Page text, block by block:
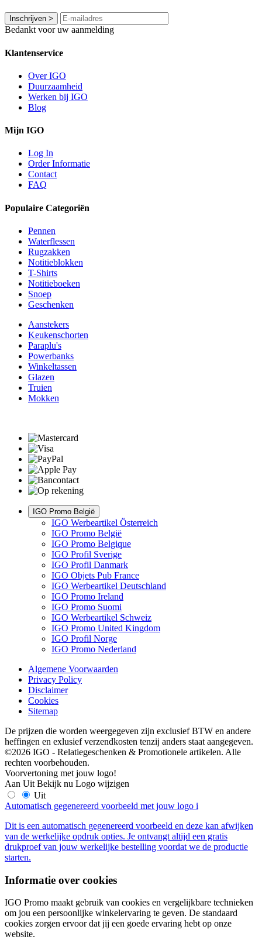
Inschrijven >
Bedankt voor uw aanmelding
Klantenservice
Over IGO
Duurzaamheid
Werken bij IGO
Blog
Mijn IGO
Log In
Order Informatie
Contact
FAQ
Populaire Categoriën
Pennen
Waterflessen
Rugzakken
Notitieblokken
T-Shirts
Notitieboeken
Snoep
Geschenken
Aanstekers
Keukenschorten
Paraplu's
Powerbanks
Winkeltassen
Glazen
Truien
Mokken
IGO Promo België
IGO Werbeartikel Österreich
IGO Promo België
IGO Promo Belgique
IGO Profil Sverige
IGO Profil Danmark
IGO Objets Pub France
IGO Werbeartikel Deutschland
IGO Promo Ireland
IGO Promo Suomi
IGO Werbeartikel Schweiz
IGO Promo United Kingdom
IGO Profil Norge
IGO Promo Nederland
Algemene Voorwaarden
Privacy Policy
Disclaimer
Cookies
Sitemap
De prijzen die worden weergegeven zijn exclusief BTW en andere
heffingen en exlusief verzendkosten tenzij anders staat aangegeven.
©2026 IGO - Relatiegeschenken & Promotionele artikelen. Alle
rechten voorbehouden.
Voorvertoning met jouw logo!
Aan Uit Bekijk nu Logo wijzigen
Uit
Automatisch gegenereerd voorbeeld met jouw logo i
Dit is een automatisch gegenereerd voorbeeld en deze kan afwijken
van de werkelijke opdruk opties. Je ontvangt altijd een gratis
drukproef van jouw werkelijke bestelling voordat we de productie
starten.
Informatie over cookies
IGO Promo maakt gebruik van cookies en vergelijkbare technieken
om jou een persoonlijke winkelervaring te geven. De standaard
cookies zorgen ervoor dat jij een goede ervaring hebt op onze
website.